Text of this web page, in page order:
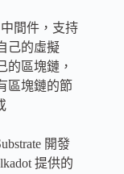
中間件，支持
己的虛擬
的區塊鏈，
區塊鏈的節
開發
提供的